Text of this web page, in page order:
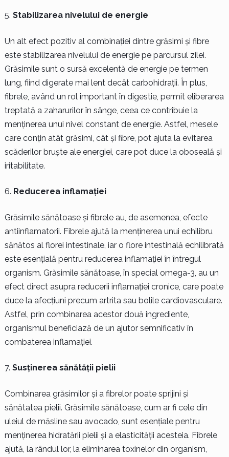
Stabilizarea nivelului de energie
Un alt efect pozitiv al combinației dintre grăsimi și fibre
este stabilizarea nivelului de energie pe parcursul zilei.
Grăsimile sunt o sursă excelentă de energie pe termen
lung, fiind digerate mai lent decât carbohidrații. În plus,
fibrele, având un rol important în digestie, permit eliberarea
treptată a zaharurilor în sânge, ceea ce contribuie la
menținerea unui nivel constant de energie. Astfel, mesele
care conțin atât grăsimi, cât și fibre, pot ajuta la evitarea
scăderilor bruște ale energiei, care pot duce la oboseală și
iritabilitate.
Reducerea inflamației
Grăsimile sănătoase și fibrele au, de asemenea, efecte
antiinflamatorii. Fibrele ajută la menținerea unui echilibru
sănătos al florei intestinale, iar o flore intestinală echilibrată
este esențială pentru reducerea inflamației în întregul
organism. Grăsimile sănătoase, în special omega-3, au un
efect direct asupra reducerii inflamației cronice, care poate
duce la afecțiuni precum artrita sau bolile cardiovasculare.
Astfel, prin combinarea acestor două ingrediente,
organismul beneficiază de un ajutor semnificativ în
combaterea inflamației.
Susținerea sănătății pielii
Combinarea grăsimilor și a fibrelor poate sprijini și
sănătatea pielii. Grăsimile sănătoase, cum ar fi cele din
uleiul de măsline sau avocado, sunt esențiale pentru
menținerea hidratării pielii și a elasticității acesteia. Fibrele
ajută, la rândul lor, la eliminarea toxinelor din organism,